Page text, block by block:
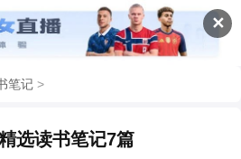
✕
笔记 >
选读书笔记7篇